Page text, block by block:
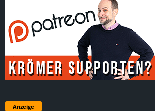
Anzeige